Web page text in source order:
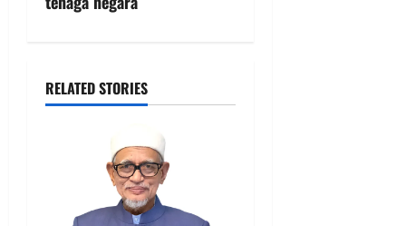
RELATED STORIES